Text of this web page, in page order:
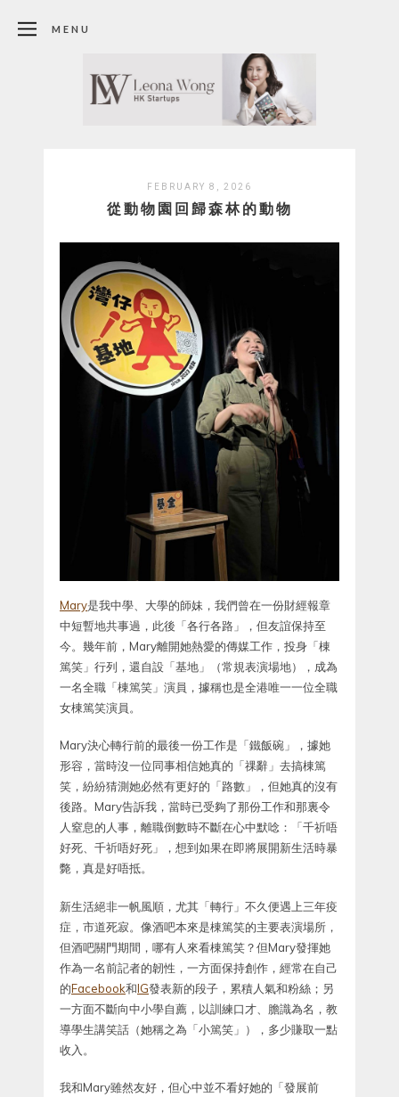
MENU
FEBRUARY 8, 2026
從動物園回歸森林的動物
Mary是我中學、大學的師妹，我們曾在一份財經報章
中短暫地共事過，此後「各行各路」，但友誼保持至
今。幾年前，Mary離開她熱愛的傳媒工作，投身「棟
篤笑」行列，還自設「基地」（常規表演場地），成為
一名全職「棟篤笑」演員，據稱也是全港唯一一位全職
女棟篤笑演員。
Mary決心轉行前的最後一份工作是「鐵飯碗」，據她
形容，當時沒一位同事相信她真的「祼辭」去搞棟篤
笑，紛紛猜測她必然有更好的「路數」，但她真的沒有
後路。Mary告訴我，當時已受夠了那份工作和那裏令
人窒息的人事，離職倒數時不斷在心中默唸：「千祈唔
好死、千祈唔好死」，想到如果在即將展開新生活時暴
斃，真是好唔抵。
新生活絕非一帆風順，尤其「轉行」不久便遇上三年疫
症，市道死寂。像酒吧本來是棟篤笑的主要表演場所，
但酒吧關門期間，哪有人來看棟篤笑？但Mary發揮她
作為一名前記者的韌性，一方面保持創作，經常在自己
的Facebook和IG發表新的段子，累積人氣和粉絲；另
一方面不斷向中小學自薦，以訓練口才、膽識為名，教
導學生講笑話（她稱之為「小篤笑」），多少賺取一點
收入。
我和Mary雖然友好，但心中並不看好她的「發展前